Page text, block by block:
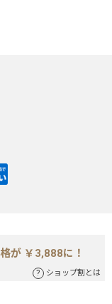
が ￥3,888に！
ショップ割とは